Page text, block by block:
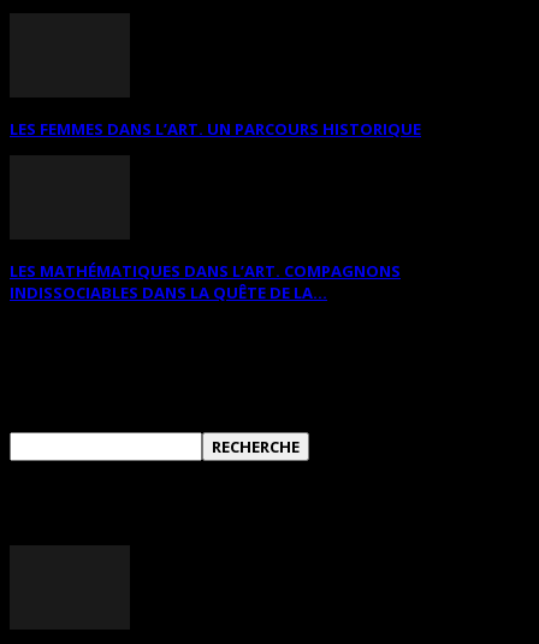
LES FEMMES DANS L’ART. UN PARCOURS HISTORIQUE
LES MATHÉMATIQUES DANS L’ART. COMPAGNONS
INDISSOCIABLES DANS LA QUÊTE DE LA...